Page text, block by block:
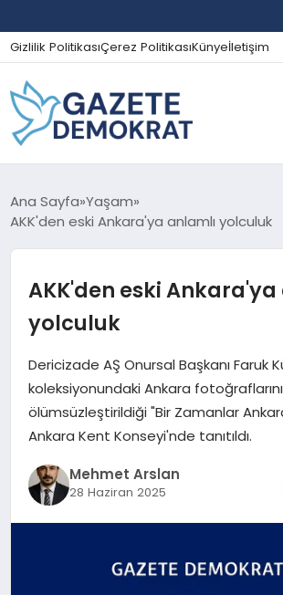
Gizlilik PolitikasıÇerez PolitikasıKünyeİletişim
GÜNDEM
SPOR
MAGAZIN
SAĞLIK
Ana Sayfa Yaşam
AKK'den eski Ankara'ya anlamlı yolculuk
AKK'den eski
yolculuk
Dericizade AŞ Onursal Başkanı Faruk
koleksiyonundaki Ankara
ölümsüzleştirildiği "Bir Zamanlar
Ankara Kent Konseyi'nde tanıtıldı.
Mehmet Arslan
28 Haziran 2025